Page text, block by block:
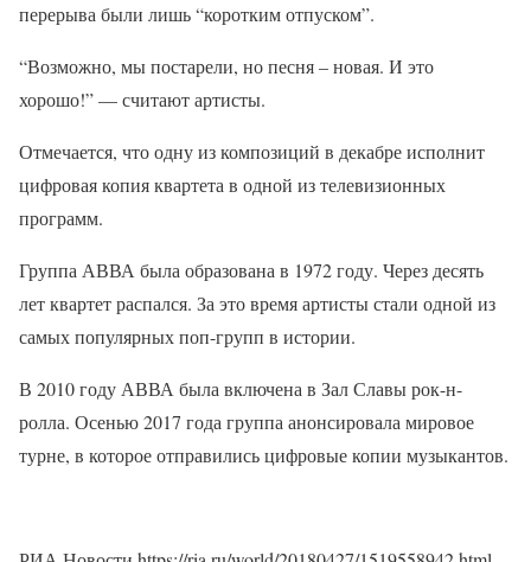
перерыва были лишь “коротким отпуском”.
“Возможно, мы постарели, но песня – новая. И это
хорошо!” — считают артисты.
Отмечается, что одну из композиций в декабре исполнит
цифровая копия квартета в одной из телевизионных
программ.
Группа АВВА была образована в 1972 году. Через десять
лет квартет распался. За это время артисты стали одной из
самых популярных поп-групп в истории.
В 2010 году АВВА была включена в Зал Славы рок-н-
ролла. Осенью 2017 года группа анонсировала мировое
турне, в которое отправились цифровые копии музыкантов.